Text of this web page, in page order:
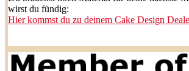
wirst du fündig:
Hier kommst du zu deinem Cake Design